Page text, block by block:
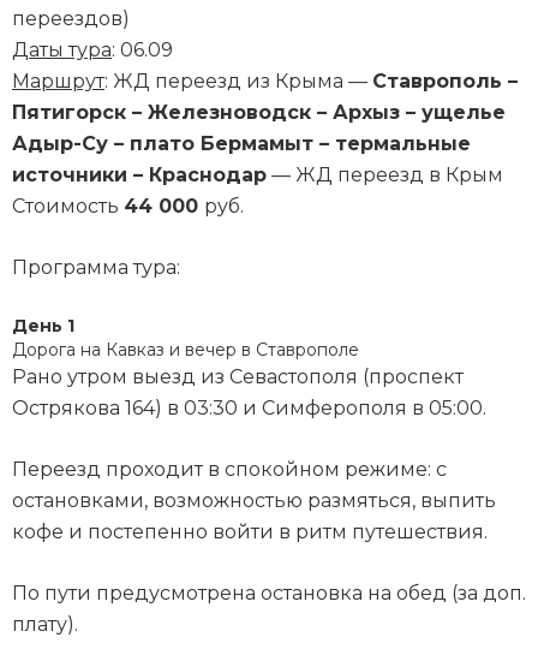
переездов)
Даты тура: 06.09
Маршрут: ЖД переезд из Крыма — Ставрополь –
Пятигорск – Железноводск – Архыз – ущелье
Адыр-Су – плато Бермамыт – термальные
источники – Краснодар — ЖД переезд в Крым
Стоимость 44 000 руб.
Программа тура:
День 1
Дорога на Кавказ и вечер в Ставрополе
Рано утром выезд из Севастополя (проспект
Острякова 164) в 03:30 и Симферополя в 05:00.
Переезд проходит в спокойном режиме: с
остановками, возможностью размяться, выпить
кофе и постепенно войти в ритм путешествия.
По пути предусмотрена остановка на обед (за доп.
плату).